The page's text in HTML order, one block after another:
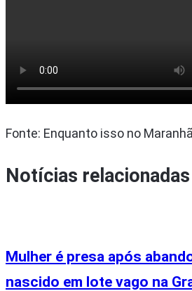
Fonte: Enquanto isso no
Notícias relacionadas
Mulher é presa após
nascido em lote vago na